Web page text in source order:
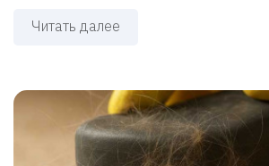
Читать далее